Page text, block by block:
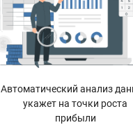
Автоматический анализ
укажет на точки роста
прибыли